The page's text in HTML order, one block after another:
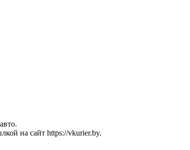
на сайт https://vkurier.by.